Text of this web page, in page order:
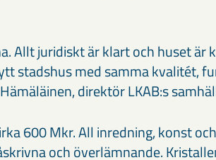
Allt juridiskt är klart och huset är
stadshus med samma kvalitét,
direktör LKAB:s
600 Mkr. All inredning, konst
och överlämnande.